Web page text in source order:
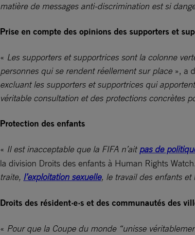
matière de messages anti-discrimination est si
Prise en compte des opinions des supporters et
« Les supporters et supportrices sont la colonne
personnes qui se rendent réellement sur place», a
excluant les supporters et supportrices qui
véritable consultation et des protections concrètes
Protection des enfants
« Il est inacceptable que la FIFA n’ait pas de
la division Droits des enfants à Human Rights
traite, l’exploitation sexuelle, le travail des enfants
Droits des résident·e·s et des communautés des
« Pour que la Coupe du monde “unisse